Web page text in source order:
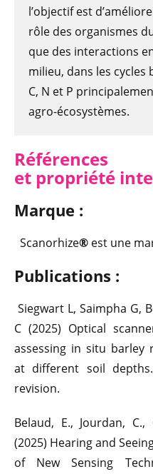
l’objectif est
rôle des organismes
que des interactions
milieu, dans les cycles
C, N et P
agro-écosystèmes.
Références
et propriété
Marque :
Scanorhize® est une
Publications :
Siegwart L, Saimpha G,
C (2025) Optical
assessing in situ barley
at different soil
revision.
Belaud, E., Jourdan,
(2025) Hearing and
of New Sensing